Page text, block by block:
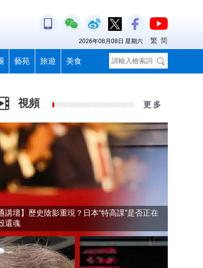
藝苑 旅遊 美食
2026年08月08日 星期六 繁 简
視頻 更 多
講壇】歷史陰影重現？日本“特高課”是否正在
還魂